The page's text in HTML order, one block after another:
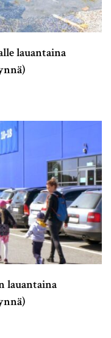
lauantaina
lauantaina